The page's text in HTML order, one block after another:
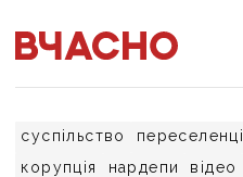
суспільство переселенці
корупція
нардепи відео